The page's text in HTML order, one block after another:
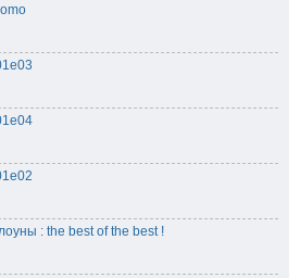
: the best of the best !